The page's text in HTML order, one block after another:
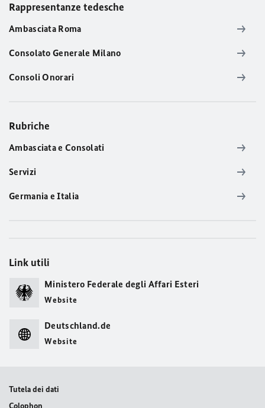
Rappresentanze tedesche
Ambasciata Roma
Consolato Generale Milano
Consoli Onorari
Rubriche
Ambasciata e Consolati
Servizi
Germania e Italia
Link utili
Ministero Federale degli Affari Esteri
Website
Deutschland.de
Website
Tutela dei dati
Colophon